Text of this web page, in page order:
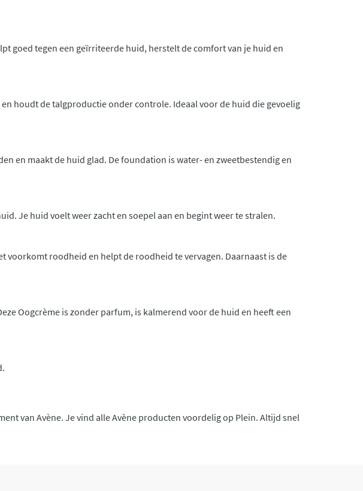
goed tegen een geïrriteerde huid, herstelt de comfort van je huid en
houdt de talgproductie onder controle. Ideaal voor de huid die gevoelig
en maakt de huid glad. De foundation is water- en zweetbestendig en
Je huid voelt weer zacht en soepel aan en begint weer te stralen.
voorkomt roodheid en helpt de roodheid te vervagen. Daarnaast is de
Oogcrème is zonder parfum, is kalmerend voor de huid en heeft een
van Avène. Je vind alle Avène producten voordelig op Plein. Altijd snel